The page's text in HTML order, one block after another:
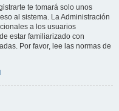
te tomará solo unos
al sistema. La Administración
a los usuarios
estar familiarizado con
Por favor, lee las normas de